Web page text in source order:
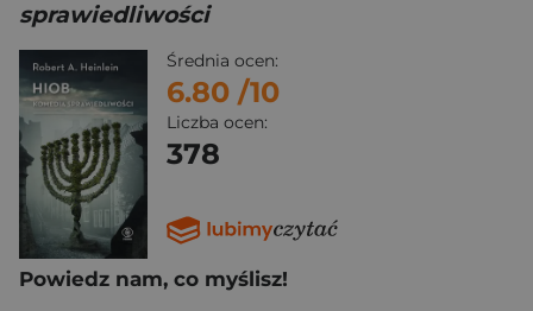
sprawiedliwości
Średnia ocen:
6.80 /10
Liczba ocen:
378
Powiedz nam, co myślisz!